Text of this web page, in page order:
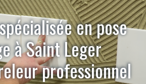
en pose
à Saint Leger
professionnel